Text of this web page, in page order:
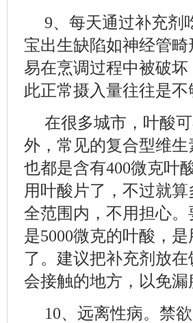
9、每天通过补充剂
宝出生缺陷如神经管
易在烹调过程中被破
此正常摄入量往往是不
在很多城市，叶酸
外，常见的复合型维
也都是含有400微克叶
用叶酸片了，不过就
全范围内，不用担心
是5000微克的叶酸，
了。建议把补充剂放
会接触的地方，以免漏
10、远离性病。禁